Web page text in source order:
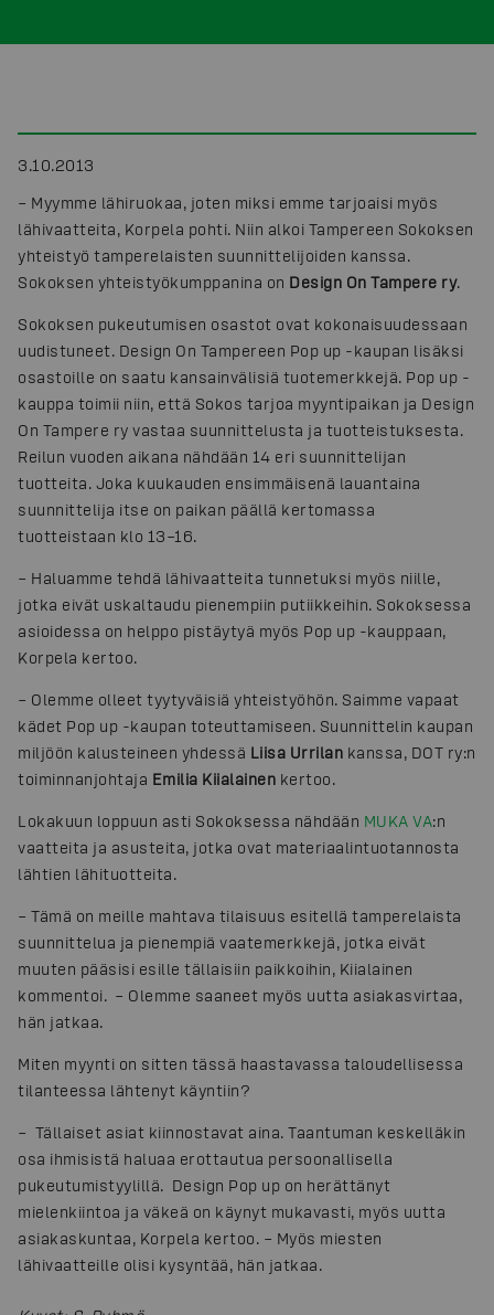
3.10.2013
– Myymme lähiruokaa, joten miksi emme tarjoaisi myös
lähivaatteita, Korpela pohti. Niin alkoi Tampereen Sokoksen
yhteistyö tamperelaisten suunnittelijoiden kanssa.
Sokoksen yhteistyökumppanina on Design On Tampere ry.
Sokoksen pukeutumisen osastot ovat kokonaisuudessaan
uudistuneet. Design On Tampereen Pop up -kaupan lisäksi
osastoille on saatu kansainvälisiä tuotemerkkejä. Pop up -
kauppa toimii niin, että Sokos tarjoa myyntipaikan ja Design
On Tampere ry vastaa suunnittelusta ja tuotteistuksesta.
Reilun vuoden aikana nähdään 14 eri suunnittelijan
tuotteita. Joka kuukauden ensimmäisenä lauantaina
suunnittelija itse on paikan päällä kertomassa
tuotteistaan klo 13–16.
– Haluamme tehdä lähivaatteita tunnetuksi myös niille,
jotka eivät uskaltaudu pienempiin putiikkeihin. Sokoksessa
asioidessa on helppo pistäytyä myös Pop up -kauppaan,
Korpela kertoo.
– Olemme olleet tyytyväisiä yhteistyöhön. Saimme vapaat
kädet Pop up -kaupan toteuttamiseen. Suunnittelin kaupan
miljöön kalusteineen yhdessä Liisa Urrilan kanssa, DOT ry:n
toiminnanjohtaja Emilia Kiialainen kertoo.
Lokakuun loppuun asti Sokoksessa nähdään MUKA VA:n
vaatteita ja asusteita, jotka ovat materiaalintuotannosta
lähtien lähituotteita.
– Tämä on meille mahtava tilaisuus esitellä tamperelaista
suunnittelua ja pienempiä vaatemerkkejä, jotka eivät
muuten pääsisi esille tällaisiin paikkoihin, Kiialainen
kommentoi. – Olemme saaneet myös uutta asiakasvirtaa,
hän jatkaa.
Miten myynti on sitten tässä haastavassa taloudellisessa
tilanteessa lähtenyt käyntiin?
– Tällaiset asiat kiinnostavat aina. Taantuman keskelläkin
osa ihmisistä haluaa erottautua persoonallisella
pukeutumistyylillä. Design Pop up on herättänyt
mielenkiintoa ja väkeä on käynyt mukavasti, myös uutta
asiakaskuntaa, Korpela kertoo. – Myös miesten
lähivaatteille olisi kysyntää, hän jatkaa.